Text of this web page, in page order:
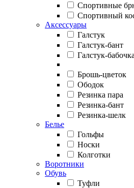
Спортивные
Спортивный
Аксессуары
Галстук
Галстук-бант
Галстук-бабочка
Брошь-цветок
Ободок
Резинка пара
Резинка-бант
Резинка-шелк
Белье
Гольфы
Носки
Колготки
Воротники
Обувь
Туфли